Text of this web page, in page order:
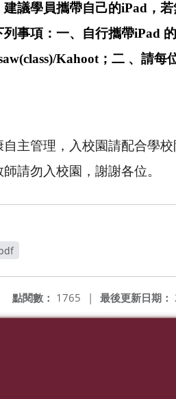
議學員攜帶自己的iPad，
事項：一、自行攜帶iPad
Kahoot；二 、請
主管理，入校園請配合學
請勿入校園，謝謝各位。
最後更新日期：
點閱數： 1765 |